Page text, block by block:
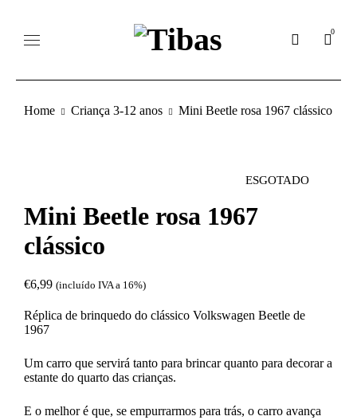
0
Home Criança 3-12 anos Mini Beetle rosa 1967 clássico
ESGOTADO
Mini Beetle rosa 1967
clássico
€6,99 (incluído IVA a 16%)
Réplica de brinquedo do clássico Volkswagen Beetle de
1967
Um carro que servirá tanto para brincar quanto para decorar a
estante do quarto das crianças.
E o melhor é que, se empurrarmos para trás, o carro avança